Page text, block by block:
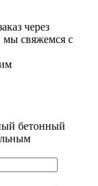
через
мы свяжемся с
бетонный